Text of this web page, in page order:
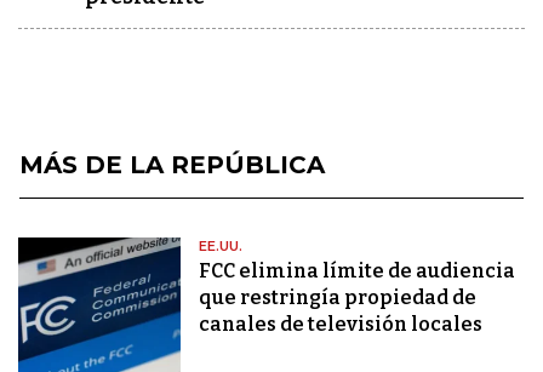
MÁS DE LA REPÚBLICA
EE.UU.
FCC elimina límite de audiencia
que restringía propiedad de
canales de televisión locales